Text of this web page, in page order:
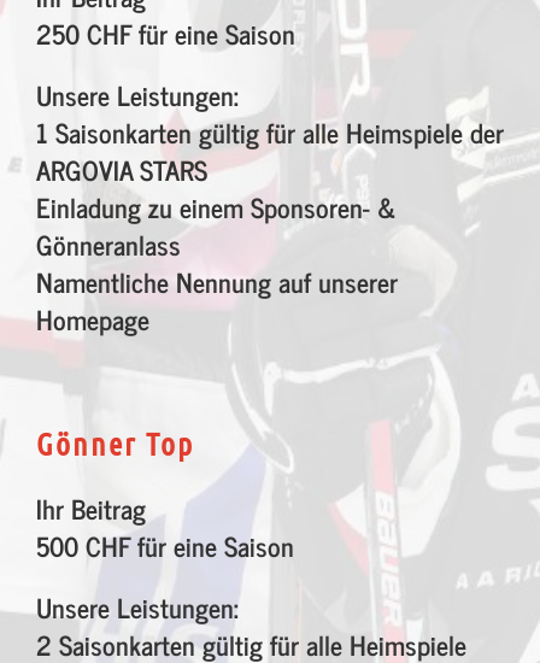
250 CHF für eine Saison
Unsere Leistungen:
1 Saisonkarten gültig für alle Heimspiele der
ARGOVIA STARS
Einladung zu einem Sponsoren- &
Gönneranlass
Namentliche Nennung auf unserer
Homepage
Gönner Top
Ihr Beitrag
500 CHF für eine Saison
Unsere Leistungen:
2 Saisonkarten gültig für alle Heimspiele